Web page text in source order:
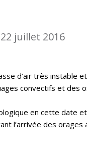
juillet 2016
d’air très instable
convectifs et des
en cette date
l’arrivée des orages